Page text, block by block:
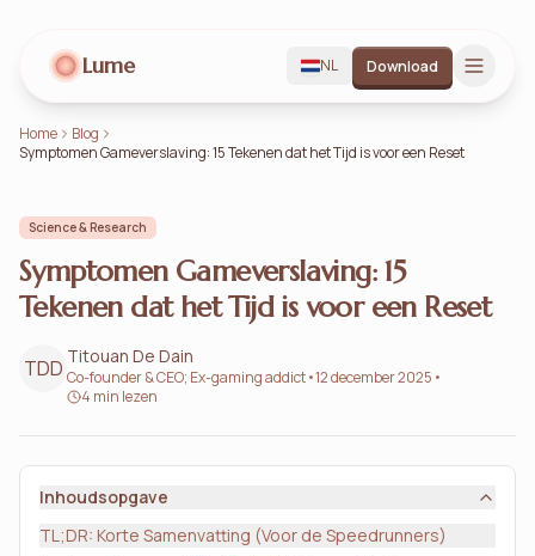
Lume NL Download
Home
Blog
Symptomen Gameverslaving: 15 Tekenen dat het Tijd is voor een Reset
Science & Research
Symptomen Gameverslaving: 15
Tekenen dat het Tijd is voor een Reset
TDD Titouan De Dain
Co-founder & CEO; Ex-gaming addict•12 december 2025 •
4 min lezen
Inhoudsopgave
TL;DR: Korte Samenvatting (Voor de Speedrunners)